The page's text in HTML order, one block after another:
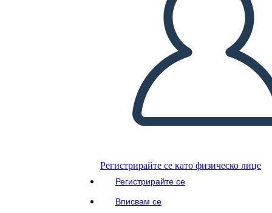
Регистрирайте се като физическо лице
Регистрирайте се
Вписвам се
ЧЕТИ МИ